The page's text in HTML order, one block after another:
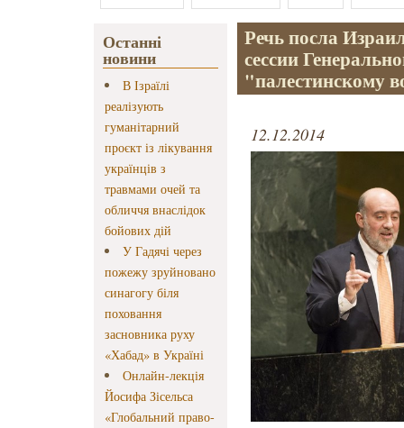
Останні
новини
В Ізраїлі
реалізують
гуманітарний
проєкт із лікування
українців з
травмами очей та
обличчя внаслідок
бойових дій
У Гадячі через
пожежу зруйновано
синагогу біля
поховання
засновника руху
«Хабад» в Україні
Онлайн-лекція
Йосифа Зісельса
«Глобальний право-
Речь посла
сессии
"палестинскому
12.12.2014